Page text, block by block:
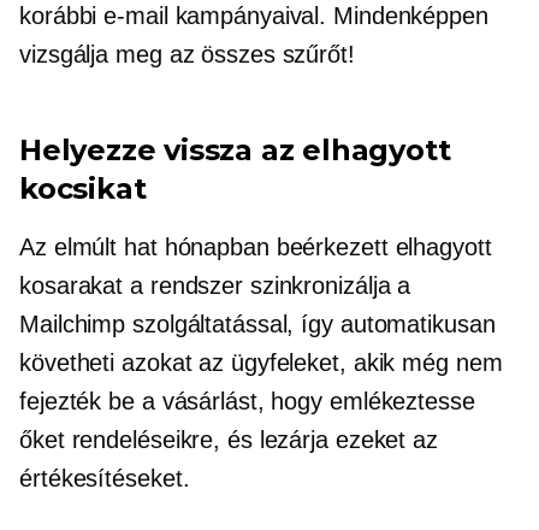
korábbi e-mail kampányaival. Mindenképpen
vizsgálja meg az összes szűrőt!
Helyezze vissza az elhagyott
kocsikat
Az elmúlt hat hónapban beérkezett elhagyott
kosarakat a rendszer szinkronizálja a
Mailchimp szolgáltatással, így automatikusan
követheti azokat az ügyfeleket, akik még nem
fejezték be a vásárlást, hogy emlékeztesse
őket rendeléseikre, és lezárja ezeket az
értékesítéseket.